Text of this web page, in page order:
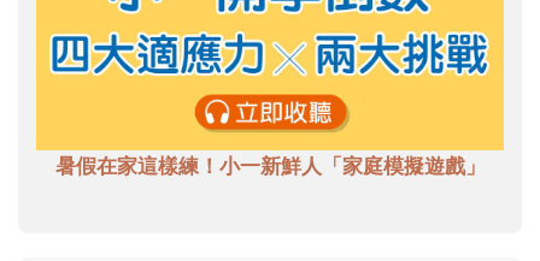
暑假在家這樣練！小一新鮮人「家庭模擬遊戲」